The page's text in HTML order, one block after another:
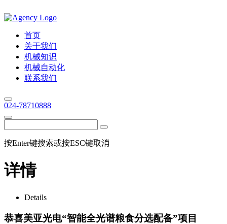
首页
关于我们
机械知识
机械自动化
联系我们
024-78710888
按Enter键搜索或按ESC键取消
详情
Details
恭喜美亚光电“智能全光谱粮食分选配备”项目